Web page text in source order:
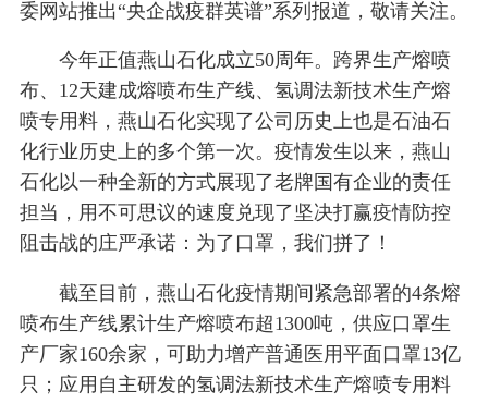
委网站推出“央企战疫群英谱”系列报道，敬请关注。
今年正值燕山石化成立50周年。跨界生产熔喷
布、12天建成熔喷布生产线、氢调法新技术生产熔
喷专用料，燕山石化实现了公司历史上也是石油石
化行业历史上的多个第一次。疫情发生以来，燕山
石化以一种全新的方式展现了老牌国有企业的责任
担当，用不可思议的速度兑现了坚决打赢疫情防控
阻击战的庄严承诺：为了口罩，我们拼了！
截至目前，燕山石化疫情期间紧急部署的4条熔
喷布生产线累计生产熔喷布超1300吨，供应口罩生
产厂家160余家，可助力增产普通医用平面口罩13亿
只；应用自主研发的氢调法新技术生产熔喷专用料